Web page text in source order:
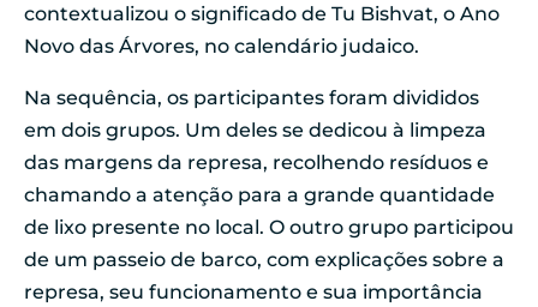
contextualizou o significado de Tu Bishvat, o Ano
Novo das Árvores, no calendário judaico.
Na sequência, os participantes foram divididos
em dois grupos. Um deles se dedicou à limpeza
das margens da represa, recolhendo resíduos e
chamando a atenção para a grande quantidade
de lixo presente no local. O outro grupo participou
de um passeio de barco, com explicações sobre a
represa, seu funcionamento e sua importância